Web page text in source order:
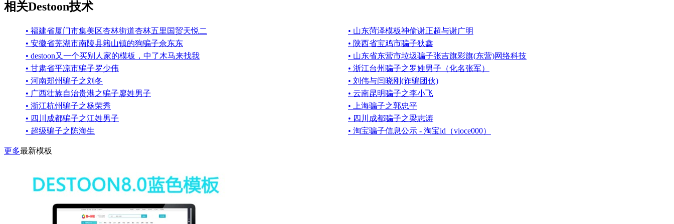
相关Destoon技术
• 福建省厦门市集美区杏林街道杏林五里国贸天悦二
• 山东菏泽模板神偷谢正超与谢广明
• 安徽省芜湖市南陵县籍山镇的狗骗子佘东东
• 陕西省宝鸡市骗子狄鑫
• destoon又一个买别人家的模板，中了木马来找我
• 山东省东营市垃圾骗子张吉旗彩旗(东营)网络科技
• 甘肃省平凉市骗子罗少伟
• 浙江台州骗子之罗姓男子（化名张军）
• 河南郑州骗子之刘冬
• 刘伟与闫晓刚(诈骗团伙)
• 广西壮族自治贵港之骗子廖姓男子
• 云南昆明骗子之李小飞
• 浙江杭州骗子之杨荣秀
• 上海骗子之郭忠平
• 四川成都骗子之江姓男子
• 四川成都骗子之梁志涛
• 超级骗子之陈海生
• 淘宝骗子信息公示 - 淘宝id（vioce000）
更多最新模板